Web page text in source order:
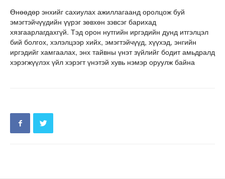
Өнөөдөр энхийг сахиулах ажиллагаанд оролцож буй
эмэгтэйчүүдийн үүрэг зөвхөн зэвсэг барихад
хязгаарлагдахгүй. Тэд орон нутгийн иргэдийн дунд итгэлцэл
бий болгох, хэлэлцээр хийх, эмэгтэйчүүд, хүүхэд, энгийн
иргэдийг хамгаалах, энх тайвны үнэт зүйлийг бодит амьдралд
хэрэгжүүлэх үйл хэрэгт үнэтэй хувь нэмэр оруулж байна